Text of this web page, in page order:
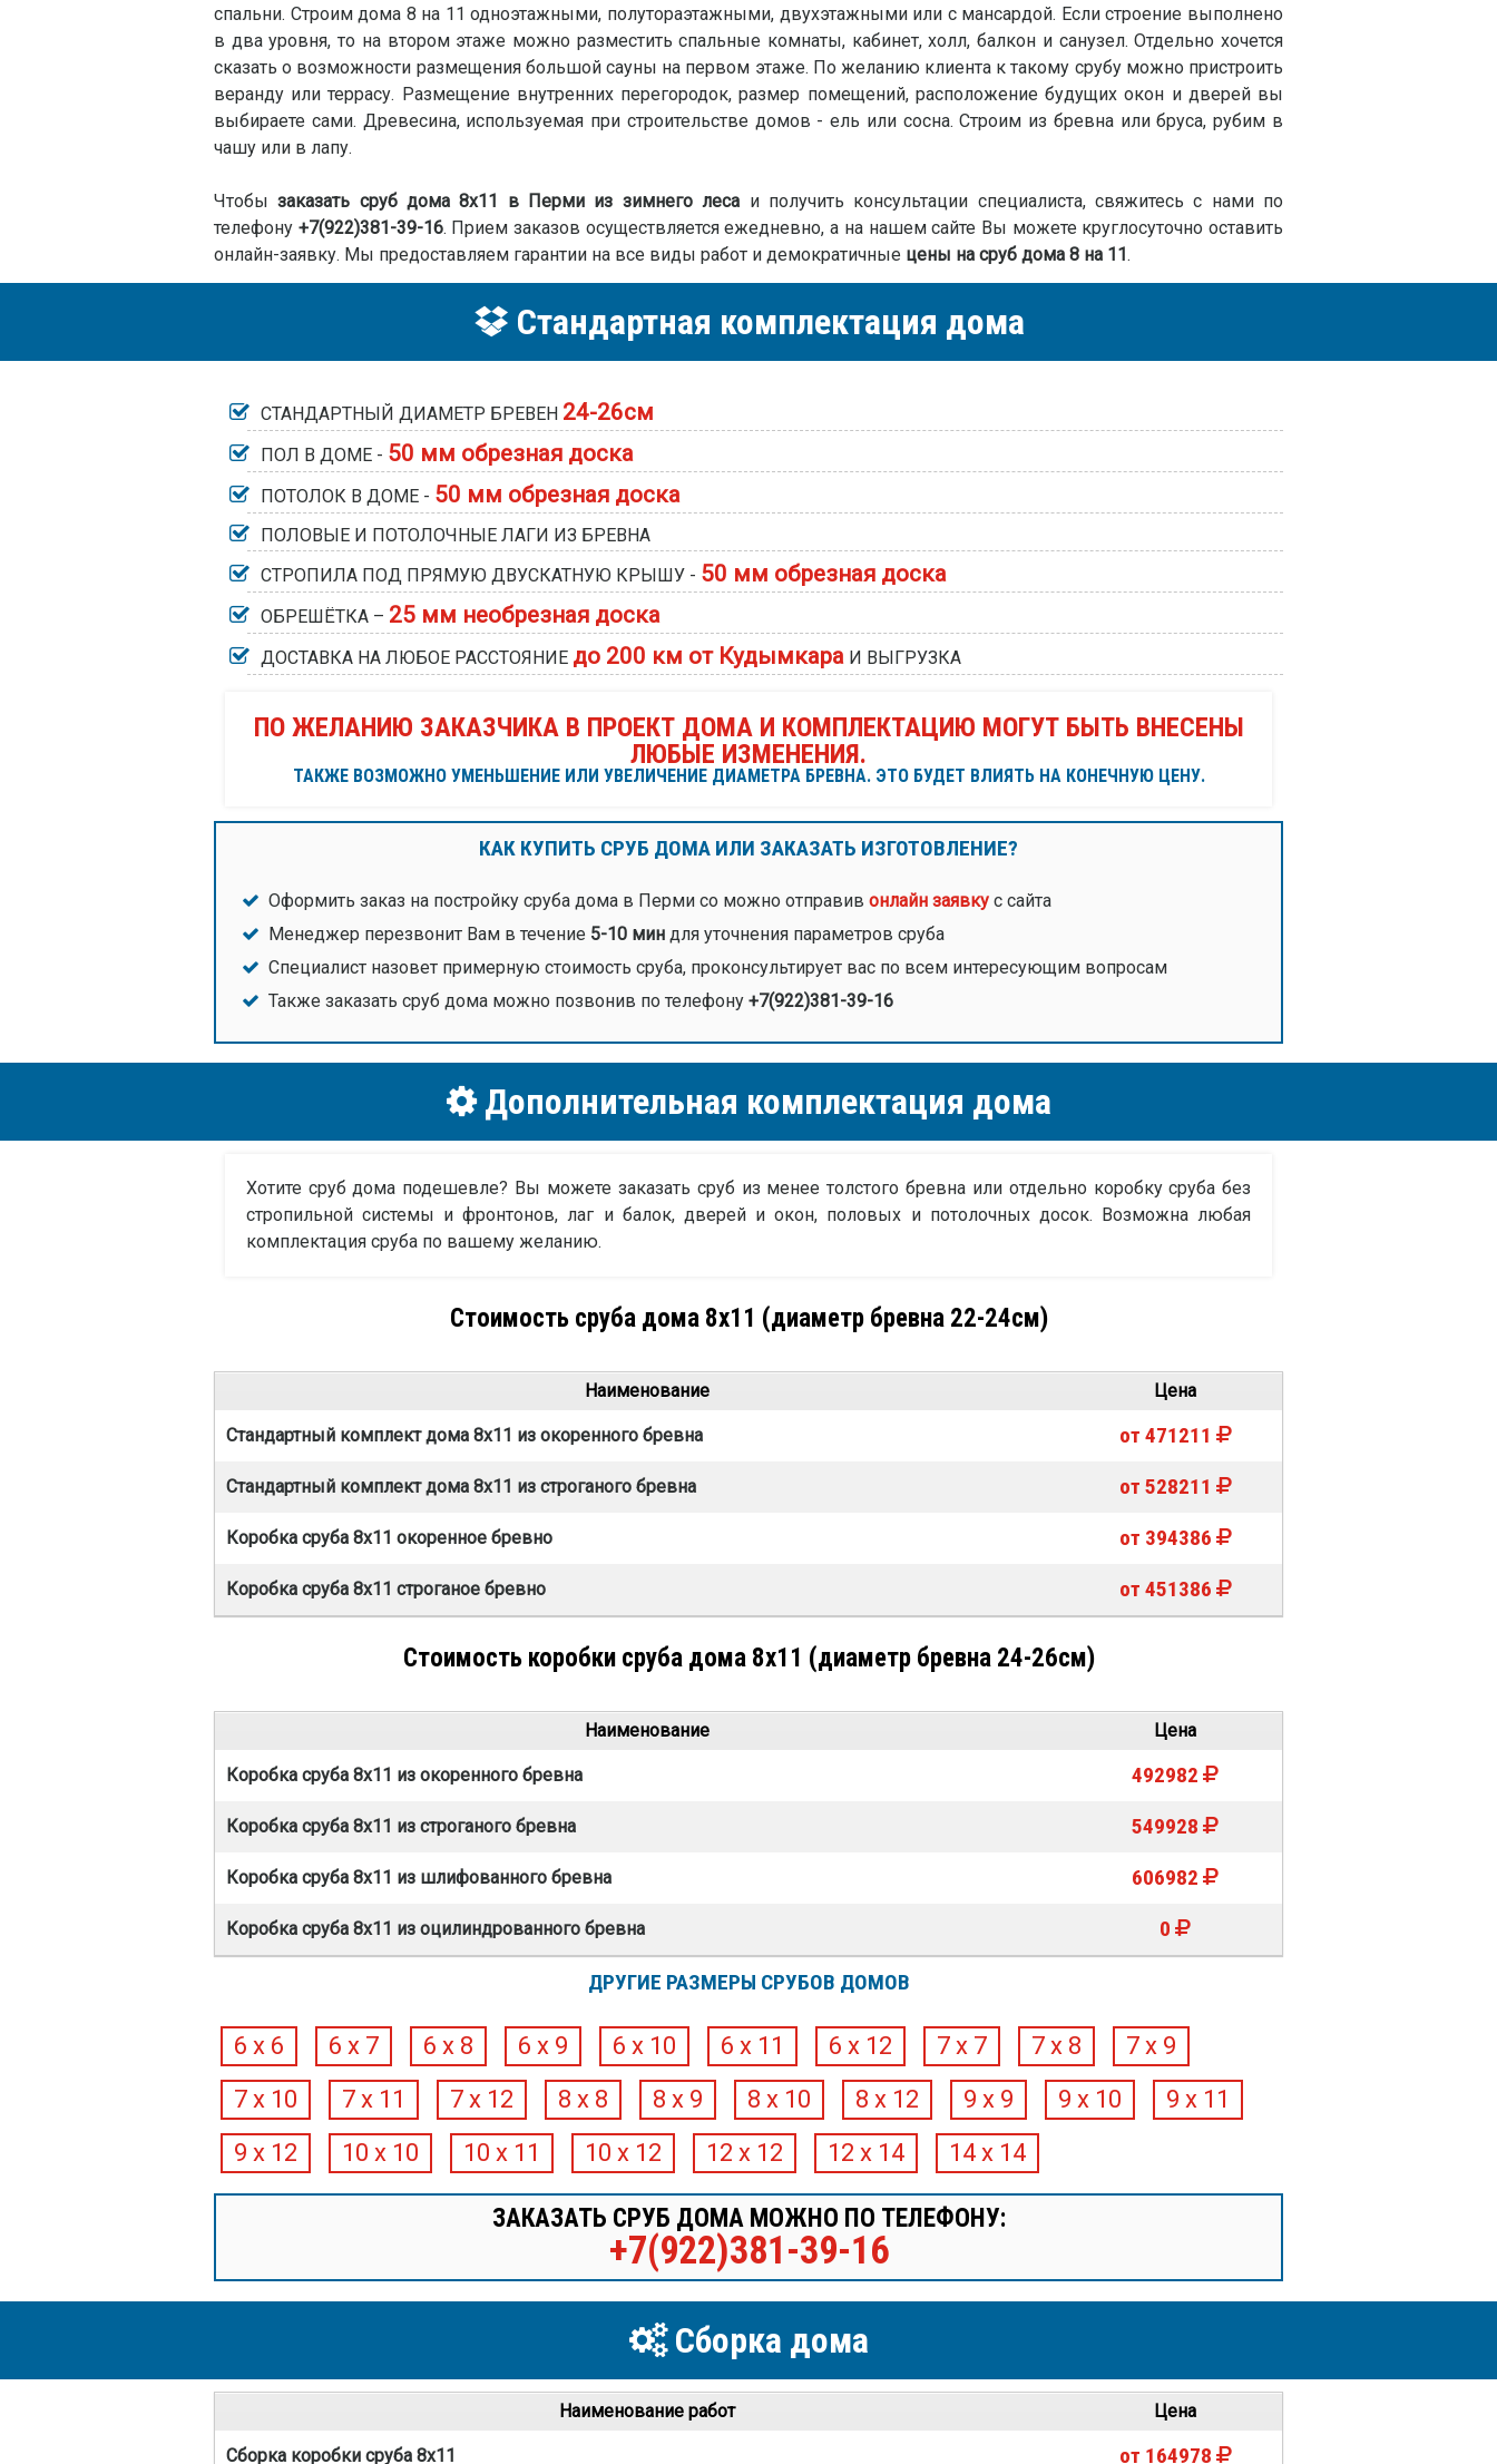
спальни. Строим дома 8 на 11 одноэтажными, полутораэтажными, двухэтажными или с мансардой. Если строение выполнено
в два уровня, то на втором этаже можно разместить спальные комнаты, кабинет, холл, балкон и санузел. Отдельно хочется
сказать о возможности размещения большой сауны на первом этаже. По желанию клиента к такому срубу можно пристроить
веранду или террасу. Размещение внутренних перегородок, размер помещений, расположение будущих окон и дверей вы
выбираете сами. Древесина, используемая при строительстве домов - ель или сосна. Строим из бревна или бруса, рубим в
чашу или в лапу.
Чтобызаказать сруб дома 8х11 в Перми из зимнего леса и получить консультации специалиста, свяжитесь с нами по
телефону +7(922)381-39-16. Прием заказов осуществляется ежедневно, а на нашем сайте Вы можете круглосуточно оставить
онлайн-заявку. Мы предоставляем гарантии на все виды работ и демократичные цены на сруб дома 8 на 11 .
Стандартная комплектация дома
СТАНДАРТНЫЙ ДИАМЕТР БРЕВЕН 24-26см
ПОЛ В ДОМЕ - 50 мм обрезная доска
ПОТОЛОК В ДОМЕ - 50 мм обрезная доска
ПОЛОВЫЕ И ПОТОЛОЧНЫЕ ЛАГИ ИЗ БРЕВНА
СТРОПИЛА ПОД ПРЯМУЮ ДВУСКАТНУЮ КРЫШУ - 50 мм обрезная доска
ОБРЕШЁТКА – 25 мм необрезная доска
ДОСТАВКА НА ЛЮБОЕ РАССТОЯНИЕ до 200 км от КудымкараИ ВЫГРУЗКА
ПО ЖЕЛАНИЮ ЗАКАЗЧИКА В ПРОЕКТ ДОМА И КОМПЛЕКТАЦИЮ МОГУТ БЫТЬ ВНЕСЕНЫ
ЛЮБЫЕ ИЗМЕНЕНИЯ.
ТАКЖЕ ВОЗМОЖНО УМЕНЬШЕНИЕ ИЛИ УВЕЛИЧЕНИЕ ДИАМЕТРА БРЕВНА. ЭТО БУДЕТ ВЛИЯТЬ НА КОНЕЧНУЮ ЦЕНУ.
КАК КУПИТЬ СРУБ ДОМА ИЛИ ЗАКАЗАТЬ ИЗГОТОВЛЕНИЕ?
Оформить заказ на постройку сруба дома в Перми со можно отправив онлайн заявку с сайта
Менеджер перезвонит Вам в течение 5-10 мин для уточнения параметров сруба
Специалист назовет примерную стоимость сруба, проконсультирует вас по всем интересующим вопросам
Также заказать сруб дома можно позвонив по телефонy +7(922)381-39-16
Дополнительная комплектация дома
Хотите сруб дома подешевле? Вы можете заказать сруб из менее толстого бревна или отдельно коробку сруба без
стропильной системы и фронтонов, лаг и балок, дверей и окон, половых и потолочных досок. Возможна любая
комплектация сруба по вашему желанию.
Стоимость сруба дома 8х11 (диаметр бревна 22-24см)
Наименование Цена
Стандартный комплект дома 8х11 из окоренного бревна от 471211
Стандартный комплект дома 8х11 из строганого бревна от 528211
Коробка сруба 8х11 окоренное бревно от 394386
Коробка сруба 8х11 строганое бревно от 451386
Стоимость коробки сруба дома 8х11 (диаметр бревна 24-26см)
Наименование Цена
Коробка сруба 8х11 из окоренного бревна 492982
Коробка сруба 8х11 из строганого бревна 549928
Коробка сруба 8х11 из шлифованного бревна 606982
Коробка сруба 8х11 из оцилиндрованного бревна 0
ДРУГИЕ РАЗМЕРЫ СРУБОВ ДОМОВ
6 х 6 6 х 7 6 х 8 6 х 9 6 х 10 6 х 11 6 х 12 7 х 7 7 х 8
7 х 9
7 х 10
7 х 11 7 х 12 8 х 8 8 х 9 8 х 10 8 х 12 9 х 9 9 х 10
9 х 11
9 х 12
10 х 10 10 х 11 10 х 12 12 х 12 12 х 14 14 х 14
ЗАКАЗАТЬ СРУБ ДОМА МОЖНО ПО ТЕЛЕФОНУ:
+7(922)381-39-16
Сборка дома
Наименование работ Цена
Сборка коробки сруба 8х11 от 164978